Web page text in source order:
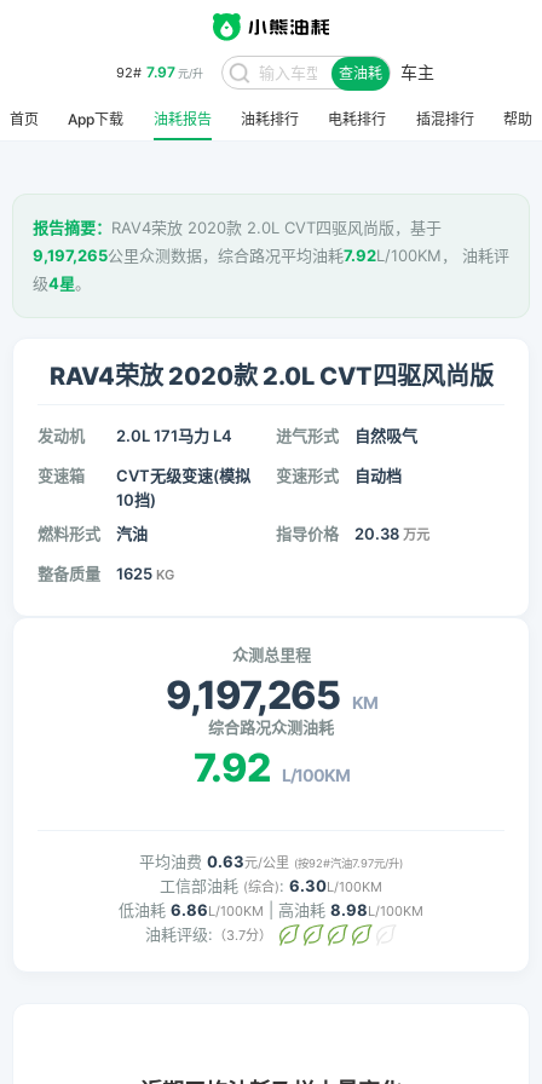
92# 7.97元/升 查油耗 车主
首页 App下载 油耗报告 油耗排行 电耗排行 插混排行 帮助
报告摘要： RAV4荣放 2020款 2.0L CVT四驱风尚版，基于
9,197,265公里众测数据，综合路况平均油耗7.92L/100KM， 油耗评
级4星。
RAV4荣放 2020款 2.0L CVT四驱风尚版
发动机 2.0L 171马力 L4 进气形式 自然吸气
变速箱
CVT无级变速(模拟
10挡)
变速形式 自动档
燃料形式 汽油 指导价格 20.38 万元
整备质量 1625 KG
众测总里程
9,197,265 KM
综合路况众测油耗
7.92 L/100KM
平均油费 0.63元/公里 (按92#汽油7.97元/升)
工信部油耗 (综合): 6.30L/100KM
低油耗 6.86L/100KM | 高油耗 8.98L/100KM
油耗评级: （3.7分）